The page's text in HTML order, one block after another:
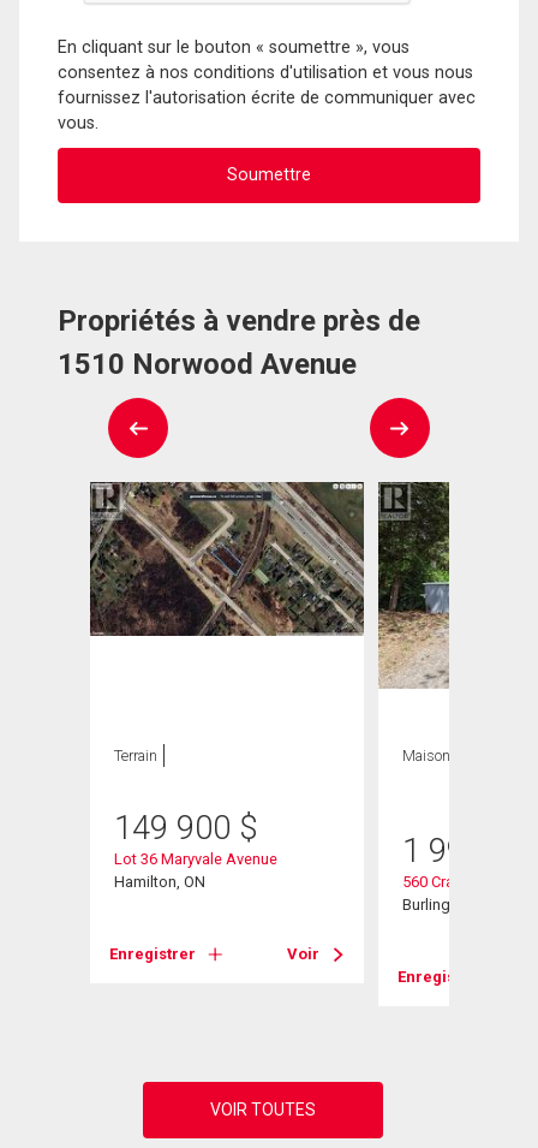
En cliquant sur le bouton « soumettre », vous
consentez à nos conditions d'utilisation et vous nous
fournissez l'autorisation écrite de communiquer avec
vous.
Propriétés à vendre près de
1510 Norwood Avenue
Terrain
149 900 $
Lot 36 Maryvale Avenue
Hamilton, ON
Enregistrer Voir
Maison
1 999
560 Crane Court
Burlington, ON
Enregistrer